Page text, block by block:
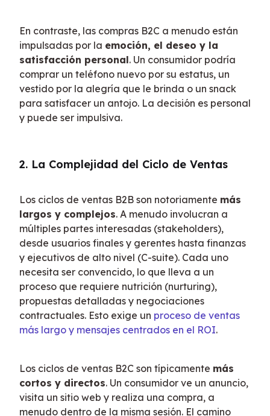
En contraste, las compras B2C a menudo están
impulsadas por la emoción, el deseo y la
satisfacción personal. Un consumidor podría
comprar un teléfono nuevo por su estatus, un
vestido por la alegría que le brinda o un snack
para satisfacer un antojo. La decisión es personal
y puede ser impulsiva.
2. La Complejidad del Ciclo de Ventas
Los ciclos de ventas B2B son notoriamente más
largos y complejos. A menudo involucran a
múltiples partes interesadas (stakeholders),
desde usuarios finales y gerentes hasta finanzas
y ejecutivos de alto nivel (C-suite). Cada uno
necesita ser convencido, lo que lleva a un
proceso que requiere nutrición (nurturing),
propuestas detalladas y negociaciones
contractuales. Esto exige un proceso de ventas
más largo y mensajes centrados en el ROI.
Los ciclos de ventas B2C son típicamente más
cortos y directos. Un consumidor ve un anuncio,
visita un sitio web y realiza una compra, a
menudo dentro de la misma sesión. El camino